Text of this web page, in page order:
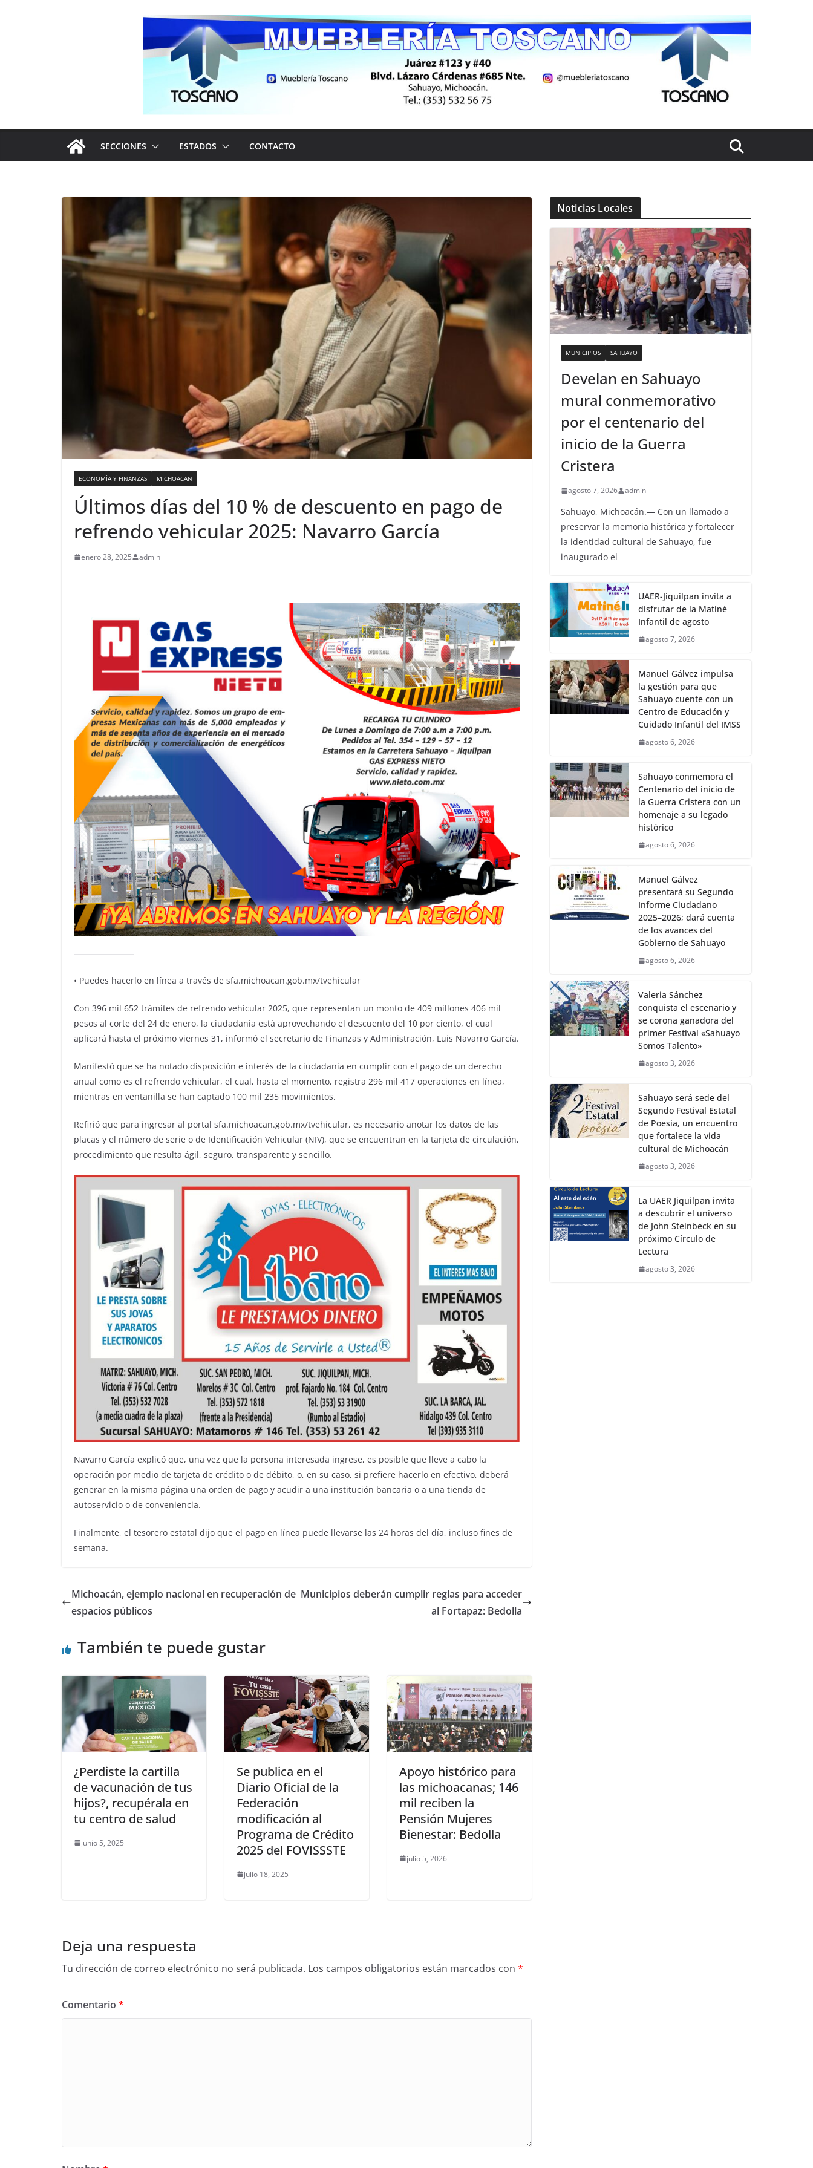
SECCIONES ESTADOS CONTACTO
ECONOMÍA Y FINANZAS MICHOACAN
Últimos días del 10 % de descuento en pago de
refrendo vehicular 2025: Navarro García
enero 28, 2025 admin
•⁠ ⁠Puedes hacerlo en línea a través de sfa.michoacan.gob.mx/tvehicular
Con 396 mil 652 trámites de refrendo vehicular 2025, que representan un monto de 409 millones 406 mil
pesos al corte del 24 de enero, la ciudadanía está aprovechando el descuento del 10 por ciento, el cual
aplicará hasta el próximo viernes 31, informó el secretario de Finanzas y Administración, Luis Navarro García.
Manifestó que se ha notado disposición e interés de la ciudadanía en cumplir con el pago de un derecho
anual como es el refrendo vehicular, el cual, hasta el momento, registra 296 mil 417 operaciones en línea,
mientras en ventanilla se han captado 100 mil 235 movimientos.
Refirió que para ingresar al portal sfa.michoacan.gob.mx/tvehicular, es necesario anotar los datos de las
placas y el número de serie o de Identificación Vehicular (NIV), que se encuentran en la tarjeta de circulación,
procedimiento que resulta ágil, seguro, transparente y sencillo.
Navarro García explicó que, una vez que la persona interesada ingrese, es posible que lleve a cabo la
operación por medio de tarjeta de crédito o de débito, o, en su caso, si prefiere hacerlo en efectivo, deberá
generar en la misma página una orden de pago y acudir a una institución bancaria o a una tienda de
autoservicio o de conveniencia.
Finalmente, el tesorero estatal dijo que el pago en línea puede llevarse las 24 horas del día, incluso fines de
semana.
Michoacán, ejemplo nacional en recuperación de
espacios públicos
Municipios deberán cumplir reglas para acceder
al Fortapaz: Bedolla
También te puede gustar
¿Perdiste la cartilla
de vacunación de tus
hijos?, recupérala en
tu centro de salud
junio 5, 2025
Se publica en el
Diario Oficial de la
Federación
modificación al
Programa de Crédito
2025 del FOVISSSTE
julio 18, 2025
Apoyo histórico para
las michoacanas; 146
mil reciben la
Pensión Mujeres
Bienestar: Bedolla
julio 5, 2026
Deja una respuesta
Tu dirección de correo electrónico no será publicada. Los campos obligatorios están marcados con *
Comentario *
Noticias Locales
MUNICIPIOS SAHUAYO
Develan en Sahuayo
mural conmemorativo
por el centenario del
inicio de la Guerra
Cristera
agosto 7, 2026 admin
Sahuayo, Michoacán.— Con un llamado a
preservar la memoria histórica y fortalecer
la identidad cultural de Sahuayo, fue
inaugurado el
UAER-Jiquilpan invita a
disfrutar de la Matiné
Infantil de agosto
agosto 7, 2026
Manuel Gálvez impulsa
la gestión para que
Sahuayo cuente con un
Centro de Educación y
Cuidado Infantil del IMSS
agosto 6, 2026
Sahuayo conmemora el
Centenario del inicio de
la Guerra Cristera con un
homenaje a su legado
histórico
agosto 6, 2026
Manuel Gálvez
presentará su Segundo
Informe Ciudadano
2025–2026; dará cuenta
de los avances del
Gobierno de Sahuayo
agosto 6, 2026
Valeria Sánchez
conquista el escenario y
se corona ganadora del
primer Festival «Sahuayo
Somos Talento»
agosto 3, 2026
Sahuayo será sede del
Segundo Festival Estatal
de Poesía, un encuentro
que fortalece la vida
cultural de Michoacán
agosto 3, 2026
La UAER Jiquilpan invita
a descubrir el universo
de John Steinbeck en su
próximo Círculo de
Lectura
agosto 3, 2026